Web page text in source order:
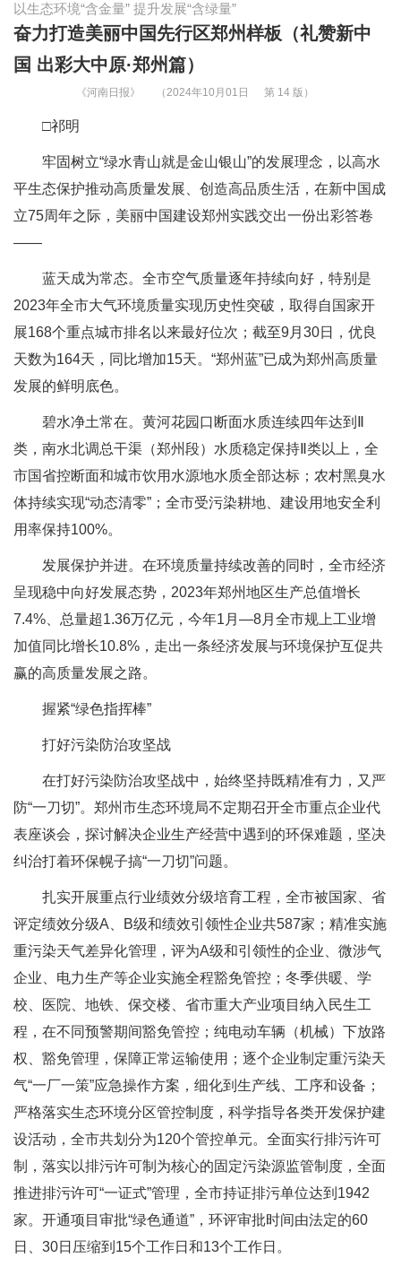
以生态环境“含金量” 提升发展“含绿量”
奋力打造美丽中国先行区郑州样板（礼赞新中
国 出彩大中原·郑州篇）
《河南日报》 （2024年10月01日 第 14 版）
□祁明
牢固树立“绿水青山就是金山银山”的发展理念，以高水
平生态保护推动高质量发展、创造高品质生活，在新中国成
立75周年之际，美丽中国建设郑州实践交出一份出彩答卷
——
蓝天成为常态。全市空气质量逐年持续向好，特别是
2023年全市大气环境质量实现历史性突破，取得自国家开
展168个重点城市排名以来最好位次；截至9月30日，优良
天数为164天，同比增加15天。“郑州蓝”已成为郑州高质量
发展的鲜明底色。
碧水净土常在。黄河花园口断面水质连续四年达到Ⅱ
类，南水北调总干渠（郑州段）水质稳定保持Ⅱ类以上，全
市国省控断面和城市饮用水源地水质全部达标；农村黑臭水
体持续实现“动态清零”；全市受污染耕地、建设用地安全利
用率保持100%。
发展保护并进。在环境质量持续改善的同时，全市经济
呈现稳中向好发展态势，2023年郑州地区生产总值增长
7.4%、总量超1.36万亿元，今年1月—8月全市规上工业增
加值同比增长10.8%，走出一条经济发展与环境保护互促共
赢的高质量发展之路。
握紧“绿色指挥棒”
打好污染防治攻坚战
在打好污染防治攻坚战中，始终坚持既精准有力，又严
防“一刀切”。郑州市生态环境局不定期召开全市重点企业代
表座谈会，探讨解决企业生产经营中遇到的环保难题，坚决
纠治打着环保幌子搞“一刀切”问题。
扎实开展重点行业绩效分级培育工程，全市被国家、省
评定绩效分级A、B级和绩效引领性企业共587家；精准实施
重污染天气差异化管理，评为A级和引领性的企业、微涉气
企业、电力生产等企业实施全程豁免管控；冬季供暖、学
校、医院、地铁、保交楼、省市重大产业项目纳入民生工
程，在不同预警期间豁免管控；纯电动车辆（机械）下放路
权、豁免管理，保障正常运输使用；逐个企业制定重污染天
气“一厂一策”应急操作方案，细化到生产线、工序和设备；
严格落实生态环境分区管控制度，科学指导各类开发保护建
设活动，全市共划分为120个管控单元。全面实行排污许可
制，落实以排污许可制为核心的固定污染源监管制度，全面
推进排污许可“一证式”管理，全市持证排污单位达到1942
家。开通项目审批“绿色通道”，环评审批时间由法定的60
日、30日压缩到15个工作日和13个工作日。